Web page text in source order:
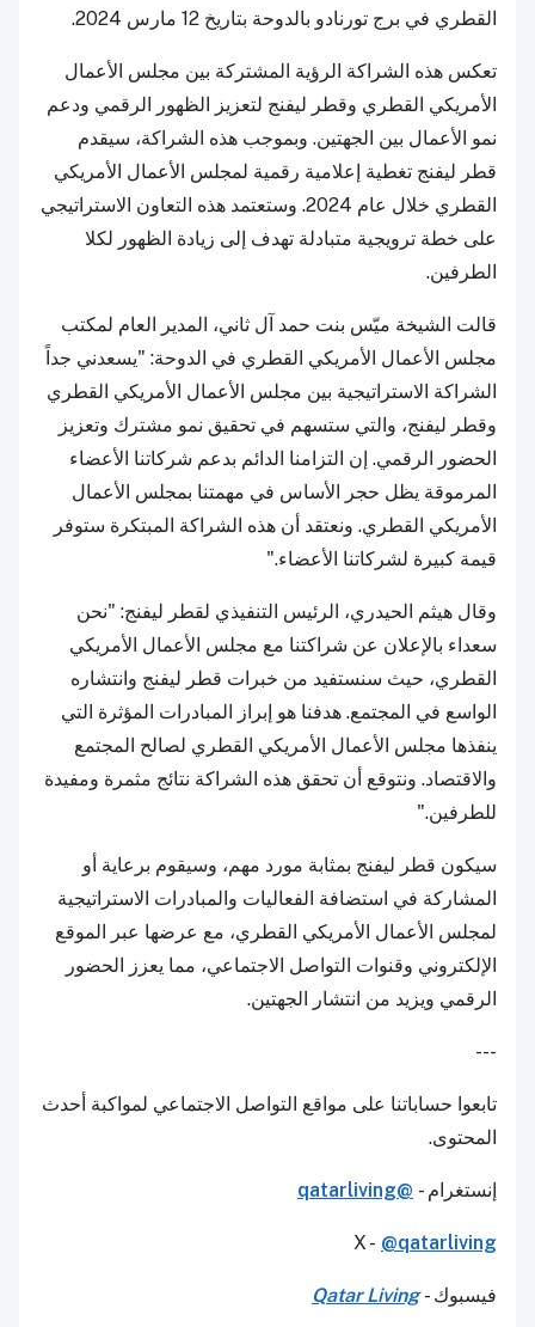
القطري في برج تورنادو بالدوحة بتاريخ 12 مارس 2024.
تعكس هذه الشراكة الرؤية المشتركة بين مجلس الأعمال
الأمريكي القطري وقطر ليفنج لتعزيز الظهور الرقمي ودعم
نمو الأعمال بين الجهتين. وبموجب هذه الشراكة، سيقدم
قطر ليفنج تغطية إعلامية رقمية لمجلس الأعمال الأمريكي
القطري خلال عام 2024. وستعتمد هذه التعاون الاستراتيجي
على خطة ترويجية متبادلة تهدف إلى زيادة الظهور لكلا
الطرفين.
قالت الشيخة ميّس بنت حمد آل ثاني، المدير العام لمكتب
مجلس الأعمال الأمريكي القطري في الدوحة: "يسعدني جداً
الشراكة الاستراتيجية بين مجلس الأعمال الأمريكي القطري
وقطر ليفنج، والتي ستسهم في تحقيق نمو مشترك وتعزيز
الحضور الرقمي. إن التزامنا الدائم بدعم شركاتنا الأعضاء
المرموقة يظل حجر الأساس في مهمتنا بمجلس الأعمال
الأمريكي القطري. ونعتقد أن هذه الشراكة المبتكرة ستوفر
قيمة كبيرة لشركاتنا الأعضاء."
وقال هيثم الحيدري، الرئيس التنفيذي لقطر ليفنج: "نحن
سعداء بالإعلان عن شراكتنا مع مجلس الأعمال الأمريكي
القطري، حيث سنستفيد من خبرات قطر ليفنج وانتشاره
الواسع في المجتمع. هدفنا هو إبراز المبادرات المؤثرة التي
ينفذها مجلس الأعمال الأمريكي القطري لصالح المجتمع
والاقتصاد. ونتوقع أن تحقق هذه الشراكة نتائج مثمرة ومفيدة
للطرفين."
سيكون قطر ليفنج بمثابة مورد مهم، وسيقوم برعاية أو
المشاركة في استضافة الفعاليات والمبادرات الاستراتيجية
لمجلس الأعمال الأمريكي القطري، مع عرضها عبر الموقع
الإلكتروني وقنوات التواصل الاجتماعي، مما يعزز الحضور
الرقمي ويزيد من انتشار الجهتين.
---
تابعوا حساباتنا على مواقع التواصل الاجتماعي لمواكبة أحدث
المحتوى.
إنستغرام - @qatarliving
X - @qatarliving
فيسبوك -Qatar Living